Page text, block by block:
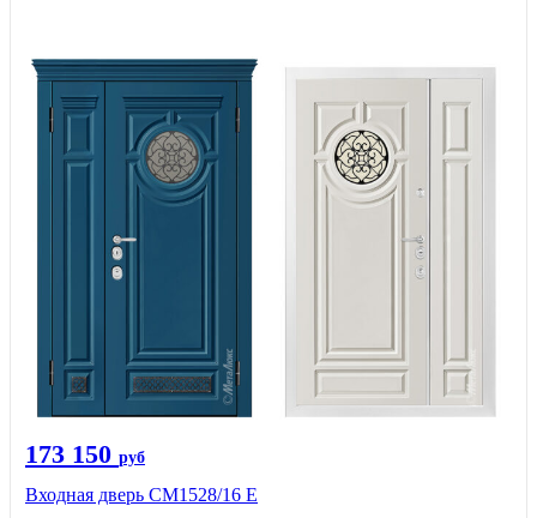
173 150 руб
Входная дверь СМ1528/16 Е